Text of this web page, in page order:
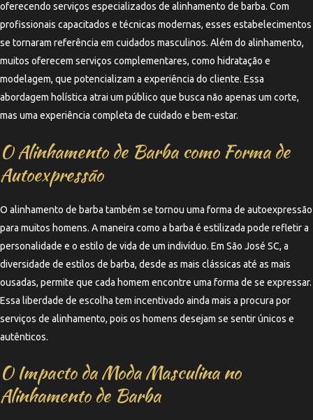
oferecendo serviços especializados de alinhamento de barba. Com
profissionais capacitados e técnicas modernas, esses estabelecimentos
se tornaram referência em cuidados masculinos. Além do alinhamento,
muitos oferecem serviços complementares, como hidratação e
modelagem, que potencializam a experiência do cliente. Essa
abordagem holística atrai um público que busca não apenas um corte,
mas uma experiência completa de cuidado e bem-estar.
O Alinhamento de Barba como Forma de
Autoexpressão
O alinhamento de barba também se tornou uma forma de autoexpressão
para muitos homens. A maneira como a barba é estilizada pode refletir a
personalidade e o estilo de vida de um indivíduo. Em São José SC, a
diversidade de estilos de barba, desde as mais clássicas até as mais
ousadas, permite que cada homem encontre uma forma de se expressar.
Essa liberdade de escolha tem incentivado ainda mais a procura por
serviços de alinhamento, pois os homens desejam se sentir únicos e
autênticos.
O Impacto da Moda Masculina no
Alinhamento de Barba